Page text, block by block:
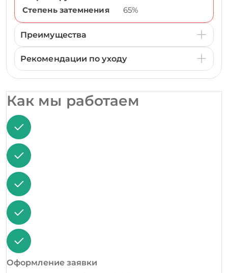
Степень затемнения
65%
Преимущества
Рекомендации по уходу
Как мы работаем
Оформление заявки